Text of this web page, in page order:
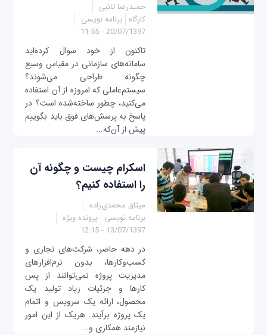
حمیدرضا تائبی
کارگاه برنامه نویسی
20/07/1397 - 11:55
تاکنون از خود سوال کرده‌اید
سامانه‌های سازمانی در مقیاس وسیع
چگونه طراحی می‌شوند؟
سیستم‌عاملی که امروزه از آن استفاده
می‌کنید، چطور ساخته‌شده است؟ در
پاسخ به پرسش‌های فوق باید بگوییم
پیش از آن‌که...
اسکرام چیست و چگونه آن
را استفاده کنیم؟
میثاق محمدی‌زاده
برنامه نویسی پرونده ویژه
13/07/1397 - 12:15
در دهه حاضر، شرکت‌های تجاری و
کسب‌وکارها، بدون نرم‌افزارهای
مدیریت پروژه نمی‌توانند از پس
کارها و جزئیات زیاد تولید یک
محصول، ارائه یک سرویس و اتمام
یک پروژه برآیند. هریک از این امور
نیازمند همکاری و...